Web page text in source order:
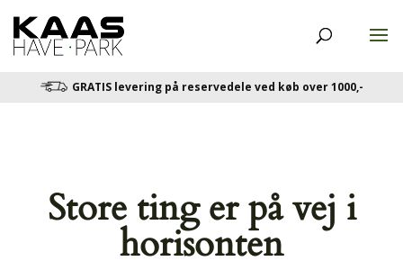
GRATIS levering på reservedele ved køb over 1000,-
Store ting er på vej i
horisonten